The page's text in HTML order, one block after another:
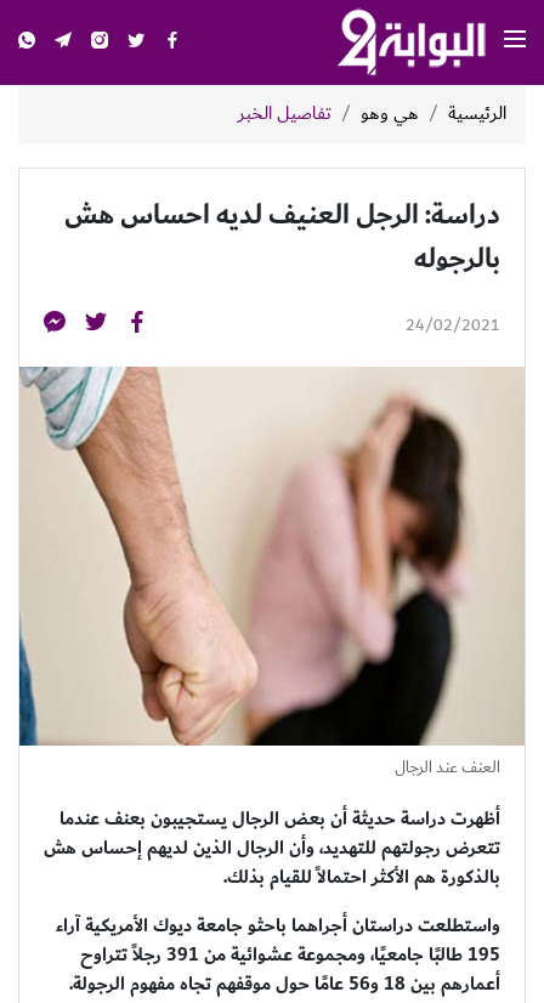
الرئيسية هي وهو تفاصيل الخبر
دراسة: الرجل العنيف لديه احساس هش
بالرجوله
24/02/2021
العنف عند الرجال
أظهرت دراسة حديثة أن بعض الرجال يستجيبون بعنف عندما
تتعرض رجولتهم للتهديد، وأن الرجال الذين لديهم إحساس هش
بالذكورة هم الأكثر احتمالاً للقيام بذلك.
واستطلعت دراستان أجراهما باحثو جامعة ديوك الأمريكية آراء
195 طالبًا جامعيًا، ومجموعة عشوائية من 391 رجلاً تتراوح
أعمارهم بين 18 و56 عامًا حول موقفهم تجاه مفهوم الرجولة.